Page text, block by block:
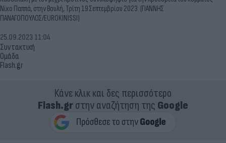
Νίκο Παππά, στην Βουλή, Τρίτη 19 Σεπτεμβρίου 2023. (ΓΙΑΝΝΗΣ
ΠΑΝΑΓΟΠΟΥΛΟΣ/EUROKINISSI)
Συντακτική
Ομάδα
Flash.gr
25.09.2023 11:04
Κάνε κλικ και δες περισσότερο
Flash.grστην αναζήτηση της Google